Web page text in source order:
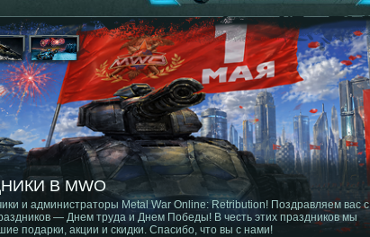
В MWO
и администраторы Metal War Online: Retribution! Поздравляем вас с
— Днем труда и Днем Победы! В честь этих праздников мы
подарки, акции и скидки. Спасибо, что вы с нами!
исправления клиента